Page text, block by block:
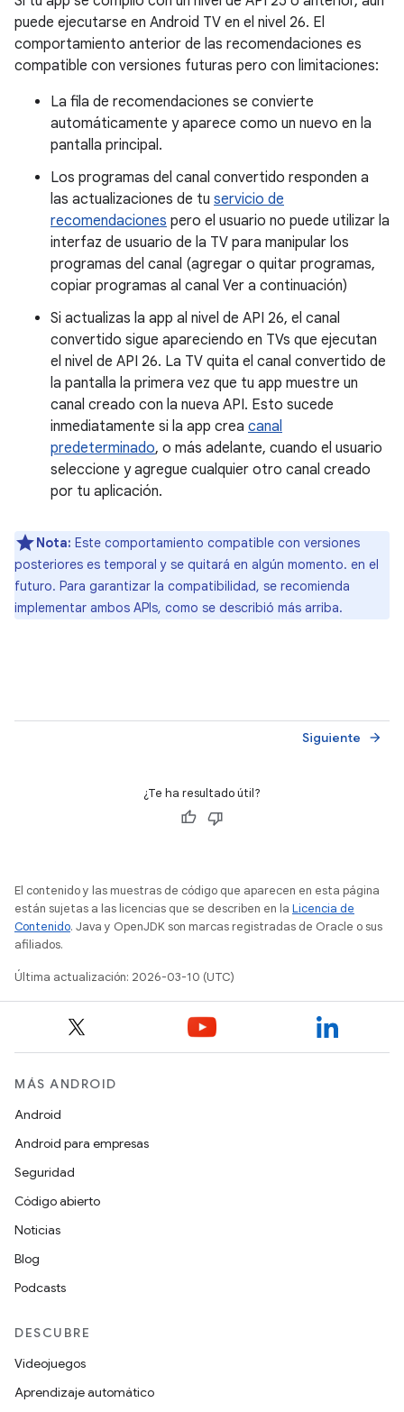
puede ejecutarse en Android TV en el nivel 26. El
comportamiento anterior de las recomendaciones es
compatible con versiones futuras pero con limitaciones:
La fila de recomendaciones se convierte
automáticamente y aparece como un nuevo en la
pantalla principal.
Los programas del canal convertido responden a
las actualizaciones de tu servicio de
recomendaciones pero el usuario no puede utilizar la
interfaz de usuario de la TV para manipular los
programas del canal (agregar o quitar programas,
copiar programas al canal Ver a continuación)
Si actualizas la app al nivel de API 26, el canal
convertido sigue apareciendo en TVs que ejecutan
el nivel de API 26. La TV quita el canal convertido de
la pantalla la primera vez que tu app muestre un
canal creado con la nueva API. Esto sucede
inmediatamente si la app crea canal
predeterminado, o más adelante, cuando el usuario
seleccione y agregue cualquier otro canal creado
por tu aplicación.
Nota: Este comportamiento compatible con versiones
posteriores es temporal y se quitará en algún momento. en el
futuro. Para garantizar la compatibilidad, se recomienda
implementar ambos APIs, como se describió más arriba.
Siguiente arrow_forward
¿Te ha resultado útil?
El contenido y las muestras de código que aparecen en esta página
están sujetas a las licencias que se describen en la Licencia de
Contenido. Java y OpenJDK son marcas registradas de Oracle o sus
afiliados.
Última actualización: 2026-03-10 (UTC)
MÁS ANDROID
Android
Android para empresas
Seguridad
Código abierto
Noticias
Blog
Podcasts
DESCUBRE
Videojuegos
Aprendizaje automático